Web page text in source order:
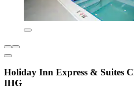
Holiday Inn Express & Suites
IHG